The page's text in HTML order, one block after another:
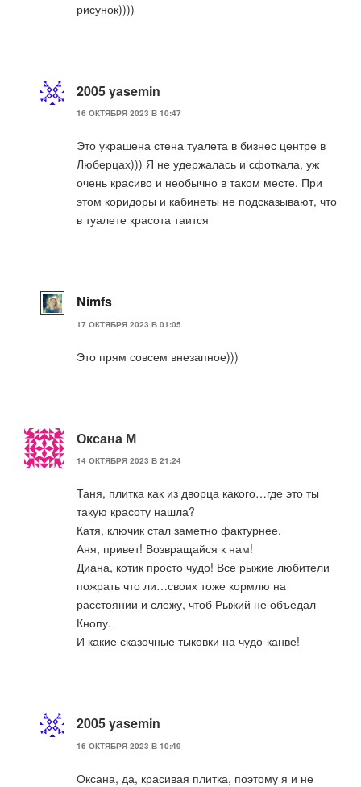
рисунок))))
2005 yasemin
16 ОКТЯБРЯ 2023 В 10:47
Это украшена стена туалета в бизнес центре в
Люберцах))) Я не удержалась и сфоткала, уж
очень красиво и необычно в таком месте. При
этом коридоры и кабинеты не подсказывают, что
в туалете красота таится
Nimfs
17 ОКТЯБРЯ 2023 В 01:05
Это прям совсем внезапное)))
Оксана М
14 ОКТЯБРЯ 2023 В 21:24
Таня, плитка как из дворца какого…где это ты
такую красоту нашла?
Катя, ключик стал заметно фактурнее.
Аня, привет! Возвращайся к нам!
Диана, котик просто чудо! Все рыжие любители
пожрать что ли…своих тоже кормлю на
расстоянии и слежу, чтоб Рыжий не объедал
Кнопу.
И какие сказочные тыковки на чудо-канве!
2005 yasemin
16 ОКТЯБРЯ 2023 В 10:49
Оксана, да, красивая плитка, поэтому я и не